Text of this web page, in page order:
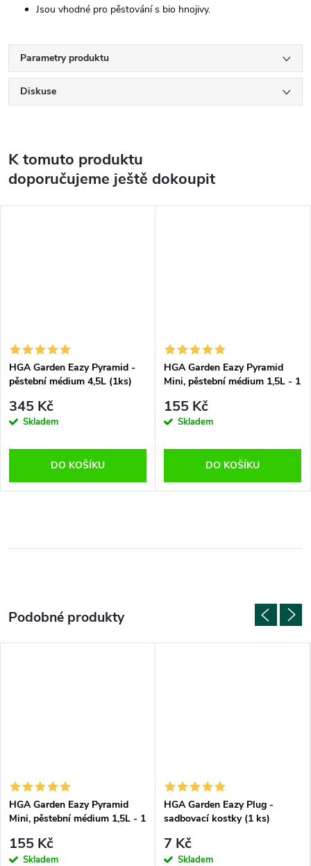
Jsou vhodné pro pěstování s bio hnojivy.
Parametry produktu
Diskuse
K tomuto produktu
doporučujeme ještě dokoupit
HGA Garden Eazy Pyramid -
pěstební médium 4,5L (1ks)
345 Kč
Skladem
DO KOŠÍKU
HGA Garden Eazy Pyramid
Mini, pěstební médium 1,5L - 1
155 Kč
Skladem
DO KOŠÍKU
HGA Garden Eazy Pyramid
Mini, pěstební médium 1,5L - 1
155 Kč
Skladem
HGA Garden Eazy Plug -
sadbovací kostky (1 ks)
7 Kč
Skladem